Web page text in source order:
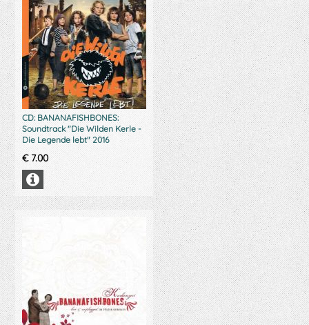
CD: BANANAFISHBONES:
Soundtrack "Die Wilden Kerle -
Die Legende lebt" 2016
€7.00